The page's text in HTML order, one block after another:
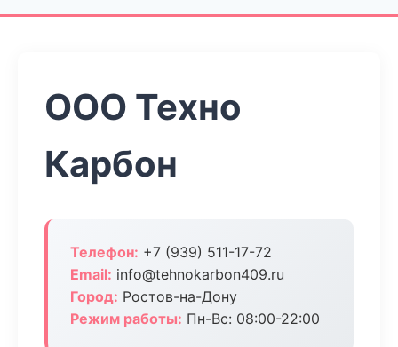
ООО Техно
Карбон
Телефон: +7 (939) 511-17-72
Email: info@tehnokarbon409.ru
Город: Ростов-на-Дону
Режим работы: Пн-Вс: 08:00-22:00